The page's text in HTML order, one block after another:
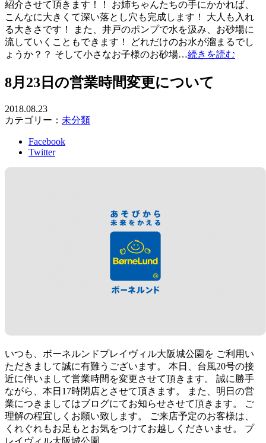
紹介させて頂きます！！ お姉ちゃんたちの手にかかれば、
こんなに大きくて深い落とし穴も完成します！ 大人も入れ
る大きさです！ また、井戸のポンプで水を汲み、お砂場に
流していくこともできます！ どれだけのお水が溜まるでし
ょうか？？ そして小さなお子様のお砂場…続きを読む
8月23日の営業時間変更について
2018.08.23
カテゴリー： 未分類
Facebook
Twitter
いつも、ボーネルンドプレイヴィル大阪城公園を ご利用い
ただきまして誠に有難うございます。 本日、台風20号の接
近に伴いまして営業時間を変更させて頂きます。 誠に勝手
ながら、本日17時閉店とさせて頂きます。 また、明日の営
業につきましてはブログにてお知らせさせて頂きます。 ご
理解の程宜しくお願い致します。 ご来店予定のお客様は、
くれぐれもお足もとお気をつけてお越しくださいませ。 プ
レイヴィル大阪城公園